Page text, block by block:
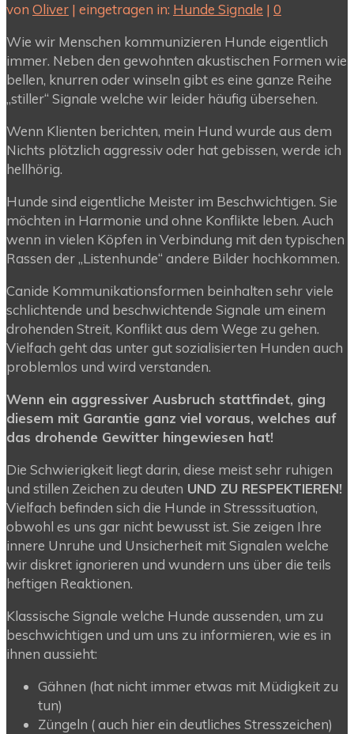
von Oliver | eingetragen in: Hunde Signale | 0
Wie wir Menschen kommunizieren Hunde eigentlich
immer. Neben den gewohnten akustischen Formen wie
bellen, knurren oder winseln gibt es eine ganze Reihe
„stiller“ Signale welche wir leider häufig übersehen.
Wenn Klienten berichten, mein Hund wurde aus dem
Nichts plötzlich aggressiv oder hat gebissen, werde ich
hellhörig.
Hunde sind eigentliche Meister im Beschwichtigen. Sie
möchten in Harmonie und ohne Konflikte leben. Auch
wenn in vielen Köpfen in Verbindung mit den typischen
Rassen der „Listenhunde“ andere Bilder hochkommen.
Canide Kommunikationsformen beinhalten sehr viele
schlichtende und beschwichtende Signale um einem
drohenden Streit, Konflikt aus dem Wege zu gehen.
Vielfach geht das unter gut sozialisierten Hunden auch
problemlos und wird verstanden.
Wenn ein aggressiver Ausbruch stattfindet, ging
diesem mit Garantie ganz viel voraus, welches auf
das drohende Gewitter hingewiesen hat!
Die Schwierigkeit liegt darin, diese meist sehr ruhigen
und stillen Zeichen zu deuten UND ZU RESPEKTIEREN!
Vielfach befinden sich die Hunde in Stresssituation,
obwohl es uns gar nicht bewusst ist. Sie zeigen Ihre
innere Unruhe und Unsicherheit mit Signalen welche
wir diskret ignorieren und wundern uns über die teils
heftigen Reaktionen.
Klassische Signale welche Hunde aussenden, um zu
beschwichtigen und um uns zu informieren, wie es in
ihnen aussieht:
Gähnen (hat nicht immer etwas mit Müdigkeit zu
tun)
Züngeln ( auch hier ein deutliches Stresszeichen)